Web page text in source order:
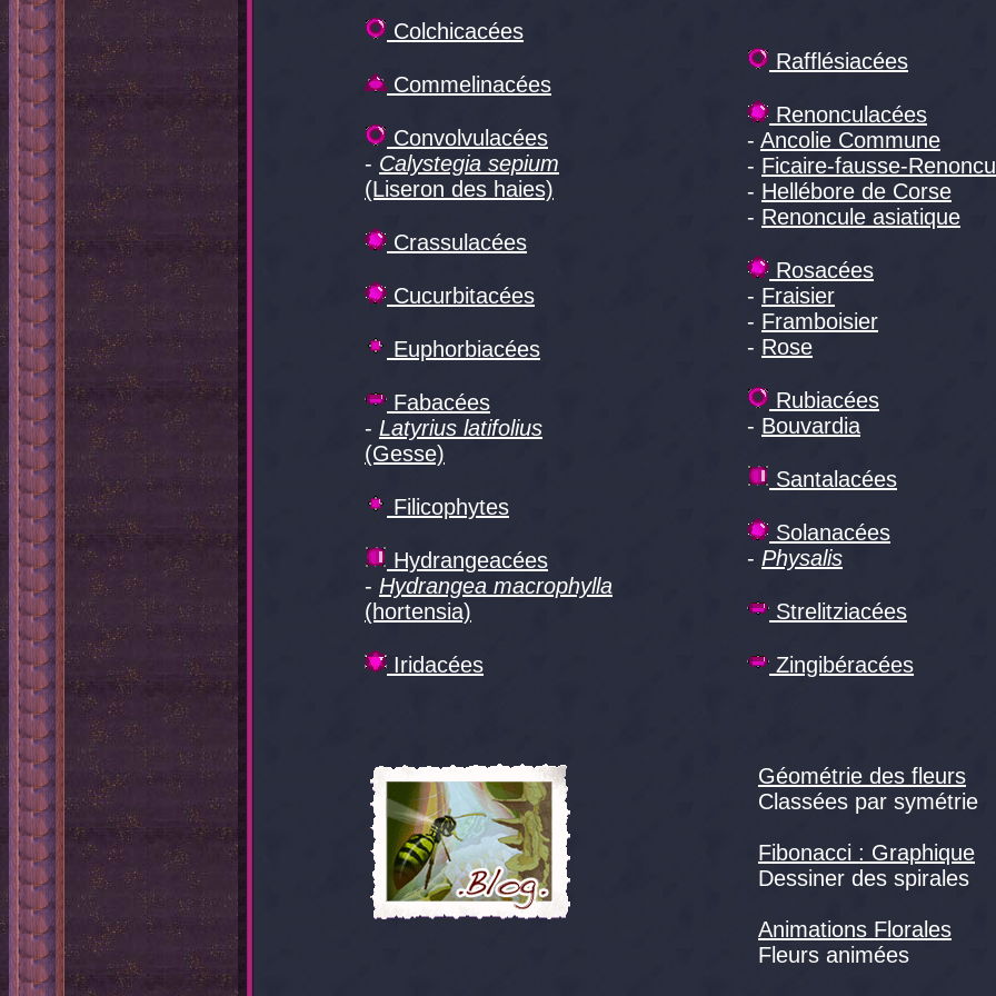
Colchicacées
Commelinacées
Convolvulacées
- Calystegia sepium
(Liseron des haies)
Crassulacées
Cucurbitacées
Euphorbiacées
Fabacées
- Latyrius latifolius
(Gesse)
Filicophytes
Hydrangeacées
- Hydrangea macrophylla
(hortensia)
Iridacées
Rafflésiacées
Renonculacées
- Ancolie Commune
- Ficaire-fausse-
- Hellébore de Corse
- Renoncule asiatique
Rosacées
- Fraisier
- Framboisier
- Rose
Rubiacées
- Bouvardia
Santalacées
Solanacées
- Physalis
Strelitziacées
Zingibéracées
Géométrie des fleurs
Classées par symétrie
Fibonacci : Graphique
Dessiner des spirales
Animations Florales
Fleurs animées